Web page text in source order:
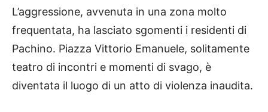
L’aggressione, avvenuta in una zona molto
frequentata, ha lasciato sgomenti i residenti di
Pachino. Piazza Vittorio Emanuele, solitamente
teatro di incontri e momenti di svago, è
diventata il luogo di un atto di violenza inaudita.